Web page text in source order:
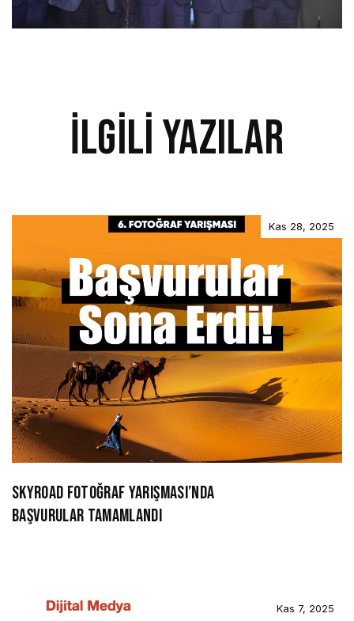
İlgili Yazılar
Kas 28, 2025
SKYROAD FOTOĞRAF YARIŞMASI’NDA
BAŞVURULAR TAMAMLANDI
Kas 7, 2025